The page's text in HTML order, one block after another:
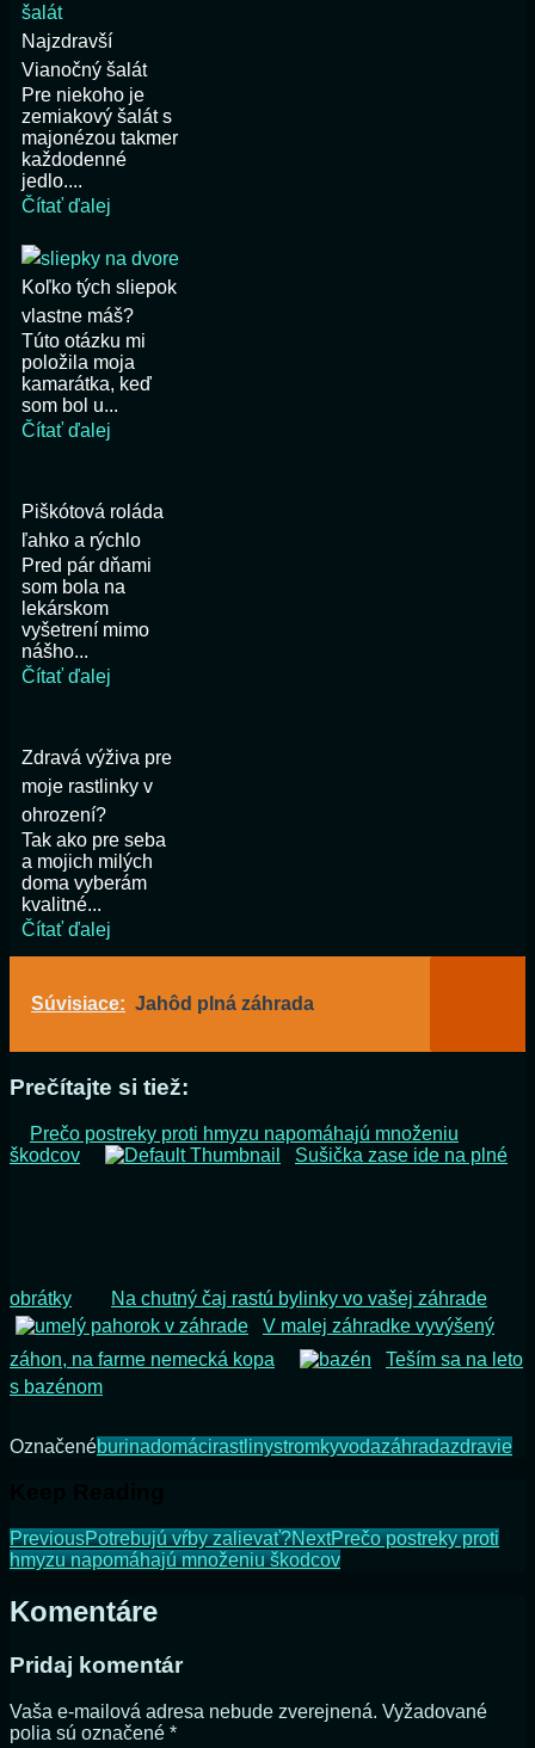
Najzdravší
Vianočný šalát
Pre niekoho je
zemiakový šalát s
majonézou takmer
každodenné
jedlo....
Čítať ďalej
Koľko tých sliepok
vlastne máš?
Túto otázku mi
položila moja
kamarátka, keď
som bol u...
Čítať ďalej
Piškótová roláda
ľahko a rýchlo
Pred pár dňami
som bola na
lekárskom
vyšetrení mimo
nášho...
Čítať ďalej
Zdravá výživa pre
moje rastlinky v
ohrození?
Tak ako pre seba
a mojich milých
doma vyberám
kvalitné...
Čítať ďalej
Súvisiace: Jahôd plná záhrada
Prečítajte si tiež:
Prečo postreky proti hmyzu napomáhajú množeniu
škodcov
Sušička zase ide na plné
obrátky
Na chutný čaj rastú bylinky vo vašej záhrade
V malej záhradke vyvýšený
záhon, na farme nemecká kopa
Teším sa na leto
s bazénom
Označenéburinadomácirastlinystromkyvodazáhradazdravie
PreviousPotrebujú vŕby zalievať?NextPrečo postreky proti
hmyzu napomáhajú množeniu škodcov
Komentáre
Pridaj komentár
Vaša e-mailová adresa nebude zverejnená. Vyžadované
polia sú označené *